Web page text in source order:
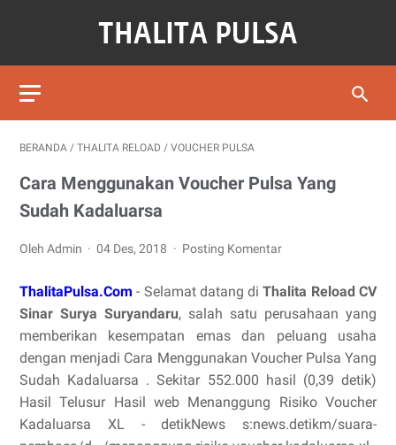
BERANDA / THALITA RELOAD / VOUCHER PULSA
Cara Menggunakan Voucher Pulsa Yang
Sudah Kadaluarsa
Oleh Admin 04 Des, 2018 Posting Komentar
ThalitaPulsa.Com - Selamat datang diThalita Reload CV
Sinar Surya Suryandaru, salah satu perusahaan yang
memberikan kesempatan emas dan peluang usaha
dengan menjadi Cara Menggunakan Voucher Pulsa Yang
Sudah Kadaluarsa . Sekitar 552.000 hasil (0,39 detik)
Hasil Telusur Hasil web Menanggung Risiko Voucher
Kadaluarsa XL - detikNews s:news.detikm/suara-